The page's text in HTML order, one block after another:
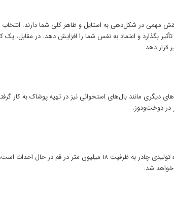
مهمی در شکل‌دهی به استایل و ظاهر کلی شما دارند.
بگذارد و اعتماد به نفس شما را افزایش دهد. در مقابل، یک
قرار دهد.
دیگری مانند بال‌های استخوانی نیز در تهیه پوشاک به کار
دوخت‌ودوز.
به گفته مدیرکل دفتر صنایع و منسوجات و پوشاک وزارت صمت یک پروژه تولیدی چادر به ظرفیت ۱۸ میلیون